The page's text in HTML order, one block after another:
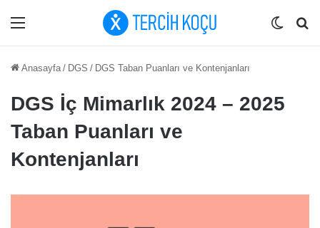
Menü Dış
Anasayfa / DGS / DGS Taban Puanları ve Kontenjanları
DGS İç Mimarlık 2024 – 2025
Taban Puanları ve
Kontenjanları